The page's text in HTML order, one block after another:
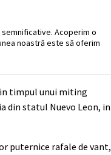
Acoperim o
noastră este să oferim
in timpul unui miting
din statul Nuevo Leon, in
puternice rafale de vant,